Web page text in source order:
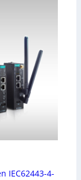
IEC62443-4-